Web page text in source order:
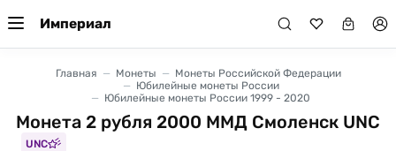
Империал
Главная Монеты
Монеты Российской Федерации
Юбилейные монеты России
Юбилейные монеты России 1999 - 2020
Монета 2 рубля 2000 ММД Смоленск UNC
UNC